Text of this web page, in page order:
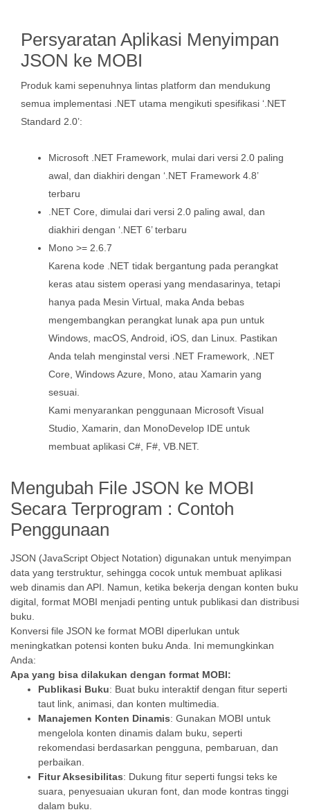
Persyaratan Aplikasi Menyimpan
JSON ke MOBI
Produk kami sepenuhnya lintas platform dan mendukung
semua implementasi .NET utama mengikuti spesifikasi ‘.NET
Standard 2.0’:
Microsoft .NET Framework, mulai dari versi 2.0 paling
awal, dan diakhiri dengan ‘.NET Framework 4.8’
terbaru
.NET Core, dimulai dari versi 2.0 paling awal, dan
diakhiri dengan ‘.NET 6’ terbaru
Mono >= 2.6.7
Karena kode .NET tidak bergantung pada perangkat
keras atau sistem operasi yang mendasarinya, tetapi
hanya pada Mesin Virtual, maka Anda bebas
mengembangkan perangkat lunak apa pun untuk
Windows, macOS, Android, iOS, dan Linux. Pastikan
Anda telah menginstal versi .NET Framework, .NET
Core, Windows Azure, Mono, atau Xamarin yang
sesuai.
Kami menyarankan penggunaan Microsoft Visual
Studio, Xamarin, dan MonoDevelop IDE untuk
membuat aplikasi C#, F#, VB.NET.
Mengubah File JSON ke MOBI
Secara Terprogram : Contoh
Penggunaan
JSON (JavaScript Object Notation) digunakan untuk menyimpan
data yang terstruktur, sehingga cocok untuk membuat aplikasi
web dinamis dan API. Namun, ketika bekerja dengan konten buku
digital, format MOBI menjadi penting untuk publikasi dan distribusi
buku.
Konversi file JSON ke format MOBI diperlukan untuk
meningkatkan potensi konten buku Anda. Ini memungkinkan
Anda:
Apa yang bisa dilakukan dengan format MOBI:
Publikasi Buku: Buat buku interaktif dengan fitur seperti
taut link, animasi, dan konten multimedia.
Manajemen Konten Dinamis: Gunakan MOBI untuk
mengelola konten dinamis dalam buku, seperti
rekomendasi berdasarkan pengguna, pembaruan, dan
perbaikan.
Fitur Aksesibilitas: Dukung fitur seperti fungsi teks ke
suara, penyesuaian ukuran font, dan mode kontras tinggi
dalam buku.